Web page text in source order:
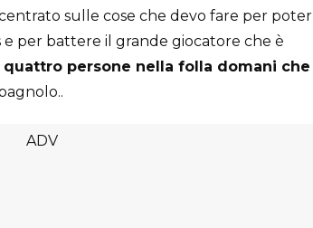
sulle cose che devo fare per poter
per battere il grande giocatore che è
persone nella folla domani che